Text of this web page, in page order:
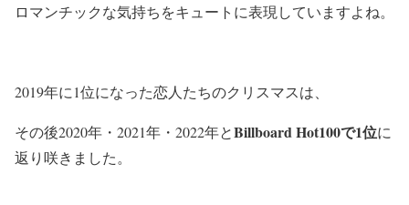
ロマンチックな気持ちをキュートに表現していますよね。
2019年に1位になった恋人たちのクリスマスは、
その後2020年・2021年・2022年とBillboard Hot100で1位に
返り咲きました。